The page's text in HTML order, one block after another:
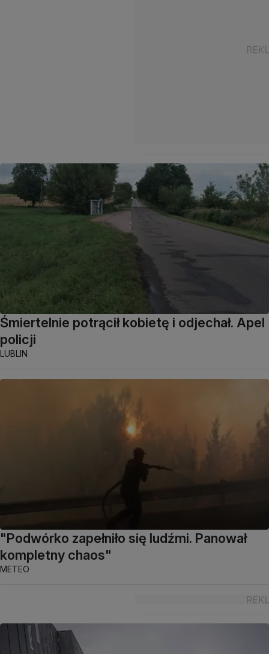
Śmiertelnie potrącił kobietę i odjechał. Apel
policji
LUBLIN
"Podwórko zapełniło się ludźmi. Panował
kompletny chaos"
METEO